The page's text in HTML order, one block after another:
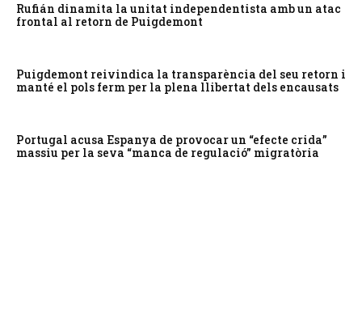
Rufián dinamita la unitat independentista amb un atac
frontal al retorn de Puigdemont
Puigdemont reivindica la transparència del seu retorn i
manté el pols ferm per la plena llibertat dels encausats
Portugal acusa Espanya de provocar un “efecte crida”
massiu per la seva “manca de regulació” migratòria